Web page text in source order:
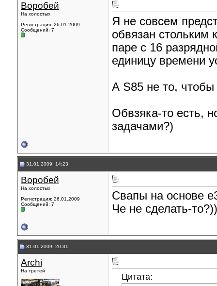
Воробей
На холостых
Регистрация: 26.01.2009
Сообщений: 7
Я не совсем
обвязан стольким
паре с 16
единицу времени
А S85 не то, чтобы
Обвзяка-то есть,
задачами?)
31.01.2009, 14:23
Воробей
На холостых
Регистрация: 26.01.2009
Сообщений: 7
Свапы на основе
Че не сделать-
31.01.2009, 20:31
Archi
На третей
Цитата: